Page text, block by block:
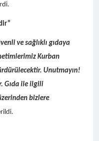
ve sağlıklı gıdaya
Kurban
Unutmayın!
Gıda ile ilgili
bizlere